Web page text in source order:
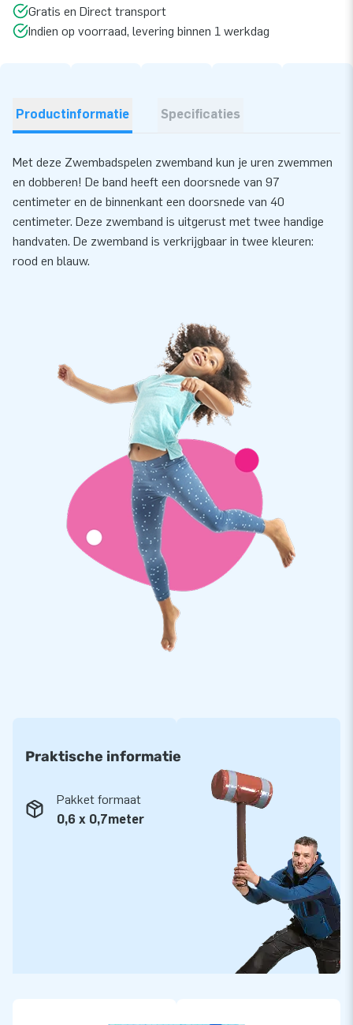
Gratis en Direct transport
Indien op voorraad, levering binnen 1 werkdag
Productinformatie Specificaties
Met deze Zwembadspelen zwemband kun je uren zwemmen
en dobberen! De band heeft een doorsnede van 97
centimeter en de binnenkant een doorsnede van 40
centimeter. Deze zwemband is uitgerust met twee handige
handvaten. De zwemband is verkrijgbaar in twee kleuren:
rood en blauw.
Praktische informatie
Pakket formaat
0,6 x 0,7meter